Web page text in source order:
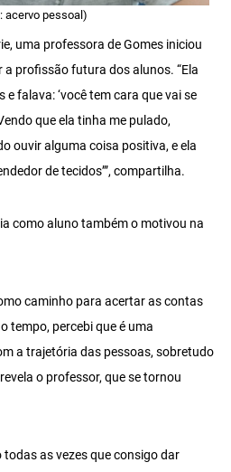
acervo pessoal)
uma professora de Gomes iniciou
profissão futura dos alunos. “Ela
falava: ‘você tem cara que vai se
que ela tinha me pulado,
ouvir alguma coisa positiva, e ela
de tecidos’”, compartilha.
como aluno também o motivou na
caminho para acertar as contas
tempo, percebi que é uma
a trajetória das pessoas, sobretudo
o professor, que se tornou
as vezes que consigo dar